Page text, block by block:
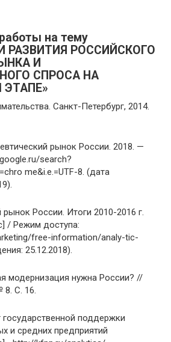
на тему
РАЗВИТИЯ РОССИЙСКОГО
И
СПРОСА НА
Санкт-Петербург, 2014.
рынок России. 2018. —
search?
me&i.e.=UTF-8. (дата
России. Итоги 2010-2016 г.
/ Режим доступа:
free-information/analy-tic-
25.12.2018).
модернизация нужна России? //
8. С. 16.
поддержки
и средних предприятий